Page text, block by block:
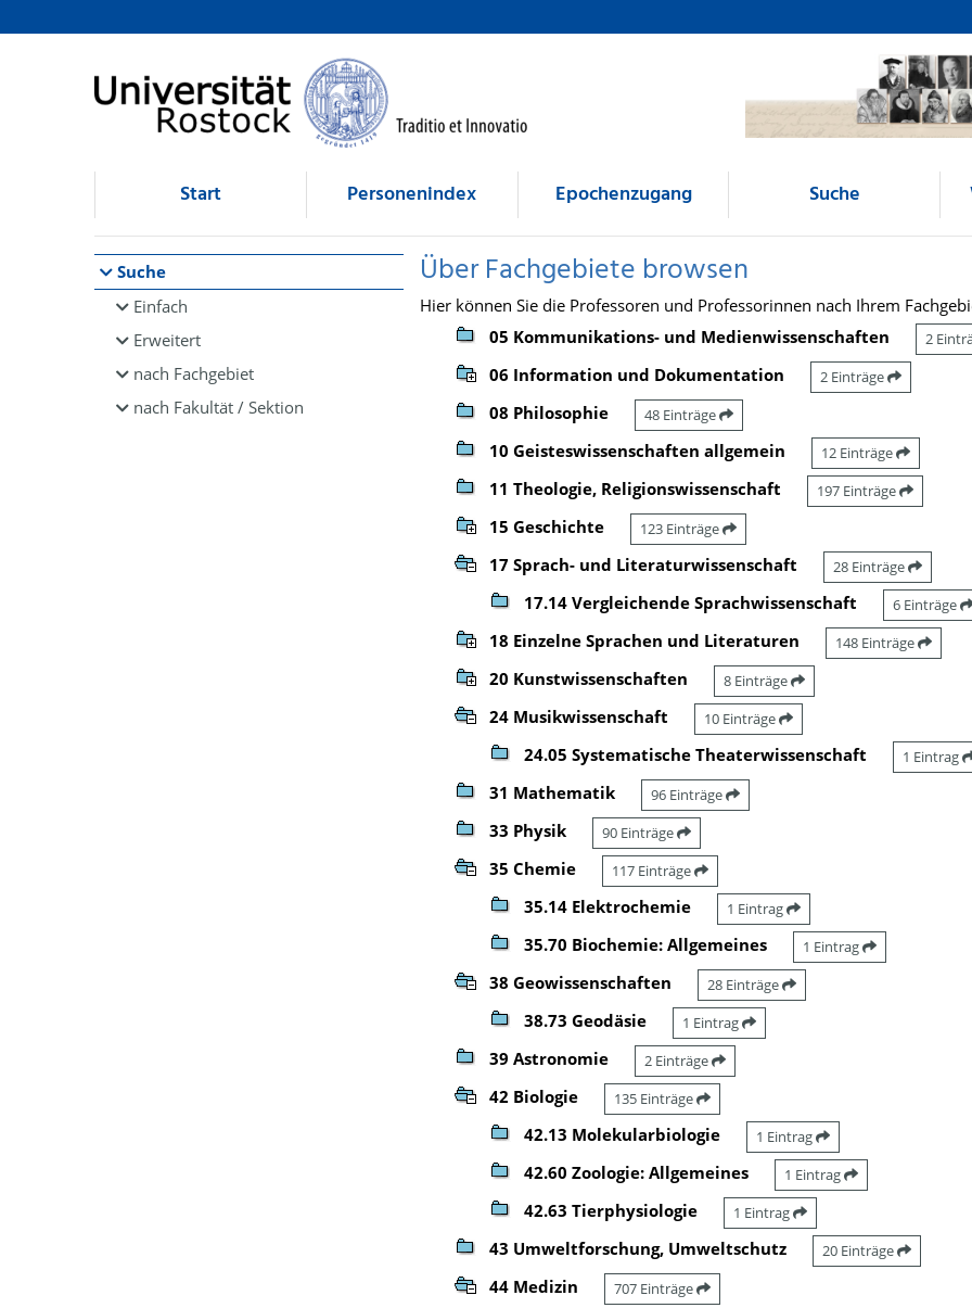
Browsen
direkt zum Inhalt
Start Personenindex Epochenzugang Suche
Suche
Einfach
Erweitert
nach Fachgebiet
nach Fakultät / Sektion
Über Fachgebiete browsen
Hier können Sie die Professoren und Professorinnen nach Ihrem
05 Kommunikations- und Medienwissenschaften
2
06 Information und Dokumentation 2 Einträge
08 Philosophie 48 Einträge
10 Geisteswissenschaften allgemein 12 Einträge
11 Theologie, Religionswissenschaft 197 Einträge
15 Geschichte 123 Einträge
17 Sprach- und Literaturwissenschaft 28 Einträge
17.14 Vergleichende Sprachwissenschaft 6 Einträge
18 Einzelne Sprachen und Literaturen 148 Einträge
20 Kunstwissenschaften 8 Einträge
24 Musikwissenschaft 10 Einträge
24.05 Systematische Theaterwissenschaft 1 Eintrag
31 Mathematik 96 Einträge
33 Physik 90 Einträge
35 Chemie 117 Einträge
35.14 Elektrochemie 1 Eintrag
35.70 Biochemie: Allgemeines 1 Eintrag
38 Geowissenschaften 28 Einträge
38.73 Geodäsie 1 Eintrag
39 Astronomie 2 Einträge
42 Biologie 135 Einträge
42.13 Molekularbiologie 1 Eintrag
42.60 Zoologie: Allgemeines 1 Eintrag
42.63 Tierphysiologie 1 Eintrag
43 Umweltforschung, Umweltschutz 20 Einträge
44 Medizin 707 Einträge